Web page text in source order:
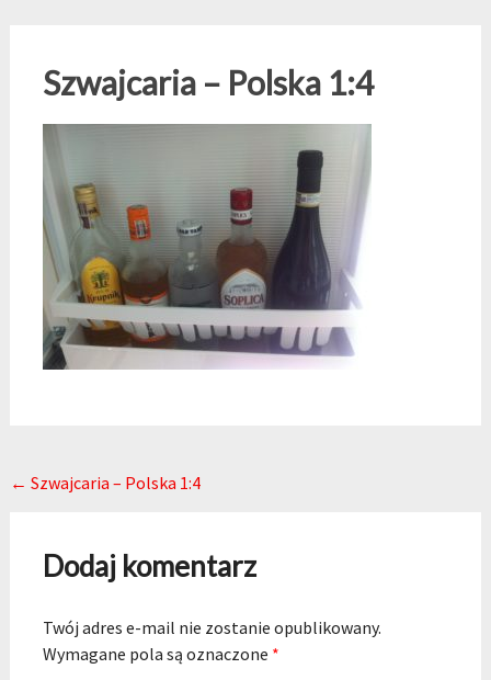
Szwajcaria – Polska 1:4
Post navigation
← Szwajcaria – Polska 1:4
Dodaj komentarz
Twój adres e-mail nie zostanie opublikowany.
Wymagane pola są oznaczone *